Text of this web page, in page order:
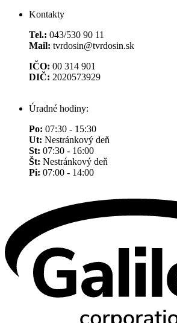
Kontakty
Tel.: 043/530 90 11
Mail: tvrdosin@tvrdosin.sk
IČO: 00 314 901
DIČ: 2020573929
Úradné hodiny:
Po: 07:30 - 15:30
Ut: Nestránkový deň
St: 07:30 - 16:00
Št: Nestránkový deň
Pi: 07:00 - 14:00